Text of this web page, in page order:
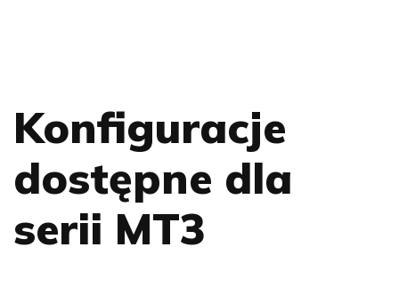
Konfiguracje
dostępne dla
serii MT3